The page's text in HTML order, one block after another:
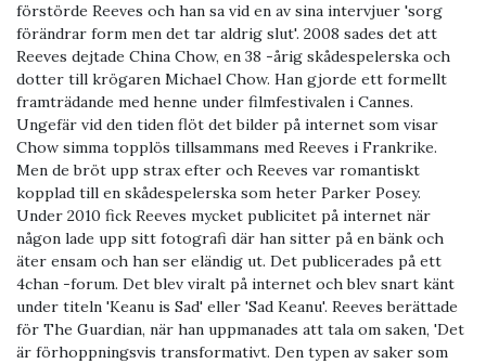
förstörde Reeves och han sa vid en av sina intervjuer 'sorg
förändrar form men det tar aldrig slut'. 2008 sades det att
Reeves dejtade China Chow, en 38 -årig skådespelerska och
dotter till krögaren Michael Chow. Han gjorde ett formellt
framträdande med henne under filmfestivalen i Cannes.
Ungefär vid den tiden flöt det bilder på internet som visar
Chow simma topplös tillsammans med Reeves i Frankrike.
Men de bröt upp strax efter och Reeves var romantiskt
kopplad till en skådespelerska som heter Parker Posey.
Under 2010 fick Reeves mycket publicitet på internet när
någon lade upp sitt fotografi där han sitter på en bänk och
äter ensam och han ser eländig ut. Det publicerades på ett
4chan -forum. Det blev viralt på internet och blev snart känt
under titeln 'Keanu is Sad' eller 'Sad Keanu'. Reeves berättade
för The Guardian, när han uppmanades att tala om saken, 'Det
är förhoppningsvis transformativt. Den typen av saker som